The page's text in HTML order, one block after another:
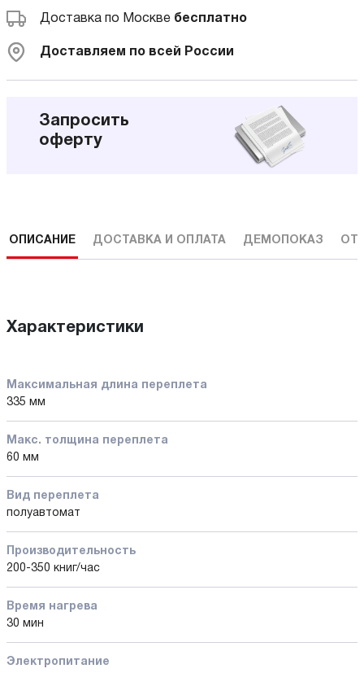
Доставка по Москве бесплатно
Доставляем по всей России
Запросить
оферту
ОПИСАНИЕ ДОСТАВКА И ОПЛАТА ДЕМОПОКАЗ
Характеристики
Максимальная длина переплета
335 мм
Макс. толщина переплета
60 мм
Вид переплета
полуавтомат
Производительность
200-350 книг/час
Время нагрева
30 мин
Электропитание